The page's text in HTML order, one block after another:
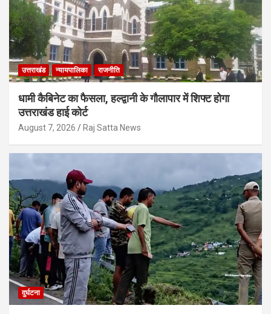
उत्तराखंड न्यायपालिका राजनीति
धामी कैबिनेट का फैसला, हल्द्वानी के गौलापार में शिफ्ट होगा
उत्तराखंड हाई कोर्ट
August 7, 2026 Raj Satta News
दुर्घटना